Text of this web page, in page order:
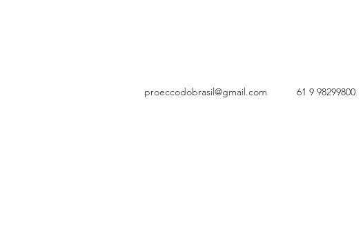
proeccodobrasil@gmail.com 61 9 98299800